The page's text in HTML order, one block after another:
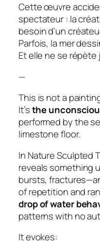
Cette œuvre
spectateur : la
besoin d’un
Parfois, la mer
Et elle ne se répète
—
This is not a
It’sthe
performed by the
limestone floor.
In Nature Sculpted
reveals something
bursts,
of repetition and
drop of water
patterns with no
It evokes: